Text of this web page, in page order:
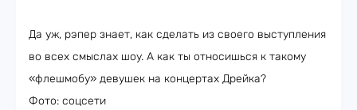
Да уж, рэпер знает, как сделать из своего выступления
во всех смыслах шоу. А как ты относишься к такому
«флешмобу» девушек на концертах Дрейка?
Фото: соцсети